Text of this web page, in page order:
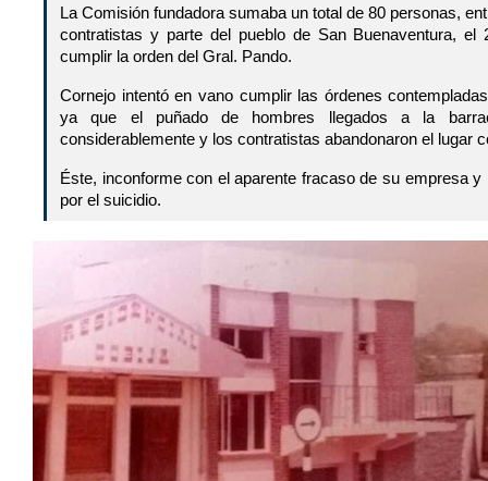
La Comisión fundadora sumaba un total de 80 personas,
contratistas y parte del pueblo de San Buenaventura, el
cumplir la orden del Gral. Pando.
Cornejo intentó en vano cumplir las órdenes
ya que el puñado de hombres llegados a la
considerablemente y los contratistas abandonaron el lugar
Éste, inconforme con el aparente fracaso de su empresa
por el suicidio.